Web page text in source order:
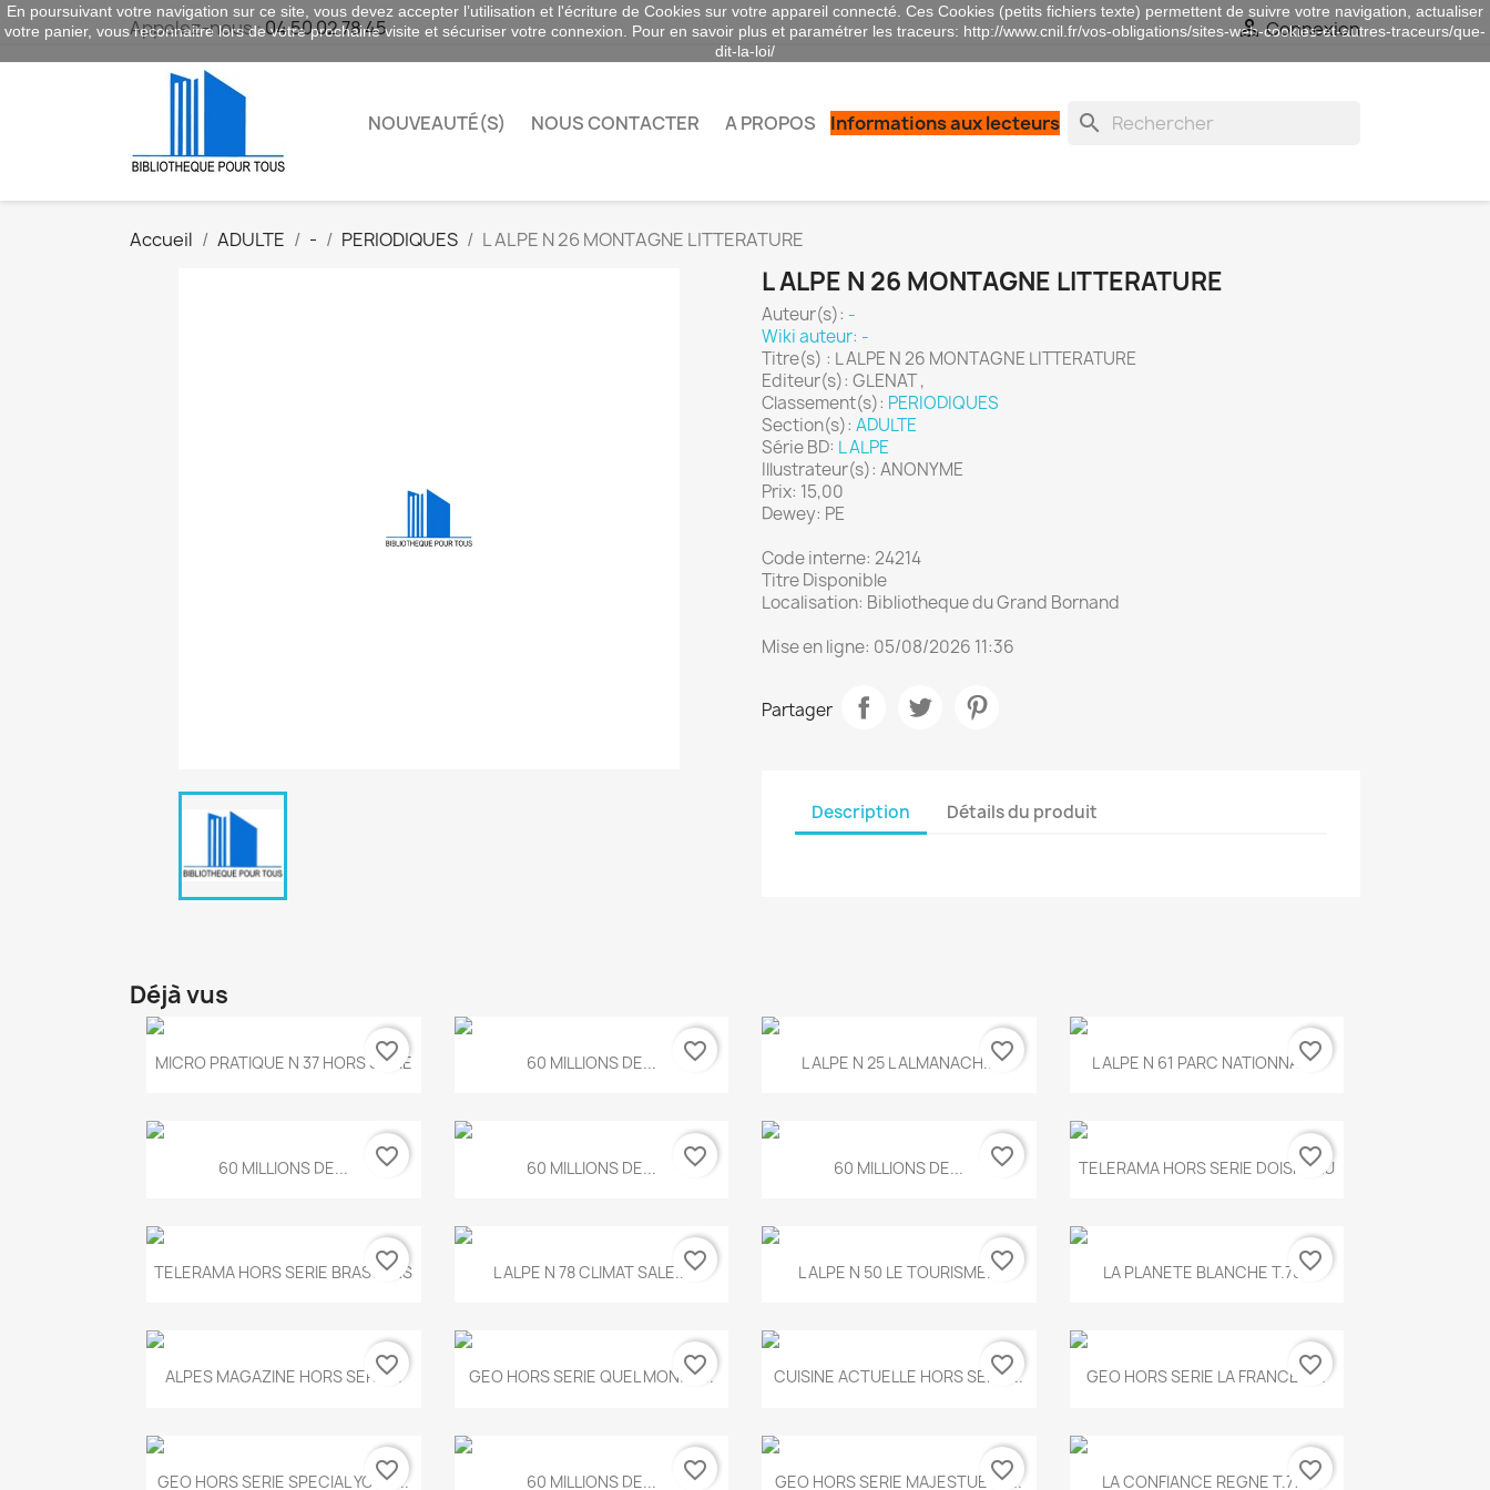
Appelez-nous :04 50 02 78 45 Connexion
NOUVEAUTÉ(S) NOUS CONTACTER A PROPOS search
Informations aux lecteurs
Accueil ADULTE - PERIODIQUES L ALPE N 26 MONTAGNE LITTERATURE
L ALPE N 26 MONTAGNE LITTERATURE
Auteur(s): -
Wiki auteur: -
Titre(s) : L ALPE N 26 MONTAGNE LITTERATURE
Editeur(s): GLENAT ,
Classement(s): PERIODIQUES
Section(s): ADULTE
Série BD: L ALPE
Illustrateur(s): ANONYME
Prix: 15,00
Dewey: PE
Code interne: 24214
Titre Disponible
Localisation: Bibliotheque du Grand Bornand
Mise en ligne: 05/08/2026 11:36
Partager
Description Détails du produit
Déjà vus
Aperçu rapide
MICRO PRATIQUE N 37 HORS SERIE
favorite_border Aperçu rapide
60 MILLIONS DE... favorite_border  Aperçu rapide
L ALPE N 25 L ALMANACH...favorite_border  Aperçu rapide
L ALPE N 61 PARC NATIONNAL...
favorite_border
Aperçu rapide
60 MILLIONS DE... favorite_border Aperçu rapide
60 MILLIONS DE... favorite_border Aperçu rapide
60 MILLIONS DE... favorite_border Aperçu rapide
TELERAMA HORS SERIE DOISNEAU
favorite_border
 Aperçu rapide
TELERAMA HORS SERIE BRASSENS
favorite_border  Aperçu rapide
L ALPE N 78 CLIMAT SALE...favorite_border  Aperçu rapide
L ALPE N 50 LE TOURISME...favorite_border Aperçu rapide
LA PLANETE BLANCHE T.785favorite_border
Aperçu rapide
ALPES MAGAZINE HORS SERIE...
favorite_border Aperçu rapide
GEO HORS SERIE QUEL MONDE...
favorite_border Aperçu rapide
CUISINE ACTUELLE HORS SERIE...
favorite_border Aperçu rapide
GEO HORS SERIE LA FRANCE A...
favorite_border
Aperçu rapide
GEO HORS SERIE SPECIAL YOGA...
favorite_border Aperçu rapide
60 MILLIONS DE... favorite_border Aperçu rapide
GEO HORS SERIE MAJESTUEUX...
favorite_border Aperçu rapide
LA CONFIANCE REGNE T.778favorite_border
En poursuivant votre navigation sur ce site, vous devez accepter l’utilisation et l'écriture de Cookies sur votre appareil connecté. Ces Cookies (petits fichiers texte) permettent de suivre votre navigation, actualiser
votre panier, vous reconnaitre lors de votre prochaine visite et sécuriser votre connexion. Pour en savoir plus et paramétrer les traceurs: http://www.cnil.fr/vos-obligations/sites-web-cookies-et-autres-traceurs/que-
dit-la-loi/